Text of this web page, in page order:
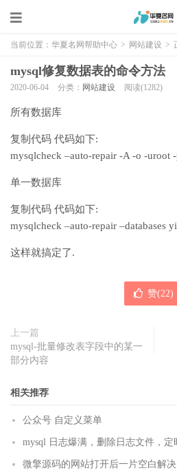
当前位置： 华夏名网帮助中心 > 网站建设 >
mysql修复数据表的命令方法
2020-06-04 分类： 网站建设 阅读(1282)
所有数据库
复制代码 代码如下:
mysqlcheck –auto-repair -A -o -uroot
单一数据库
复制代码 代码如下:
mysqlcheck –auto-repair –databases
这样就搞定了.
赞(22)
上一篇
mysql-批量修改表字段中的某一
部分内容
相关推荐
公众号 自定义菜单
mysql 日志爆满，删除日志文件，定
微擎源码的网站打开后一片空白解